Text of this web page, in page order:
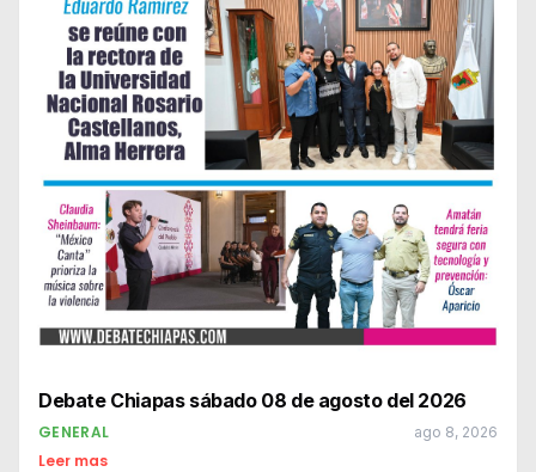
Debate Chiapas sábado 08 de agosto del 2026
GENERAL ago 8, 2026
Leer mas